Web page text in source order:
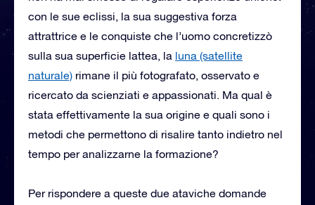
con le sue eclissi, la sua suggestiva forza
attrattrice e le conquiste che l’uomo concretizzò
sulla sua superficie lattea, la luna (satellite
naturale) rimane il più fotografato, osservato e
ricercato da scienziati e appassionati. Ma qual è
stata effettivamente la sua origine e quali sono i
metodi che permettono di risalire tanto indietro nel
tempo per analizzarne la formazione?
Per rispondere a queste due ataviche domande